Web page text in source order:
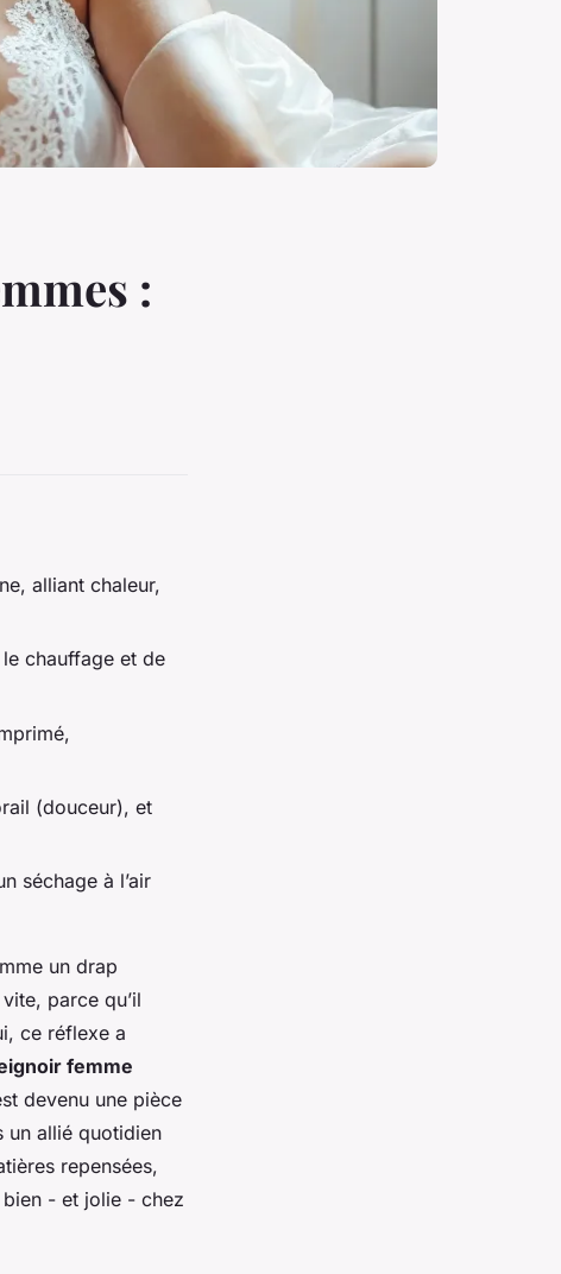
:
alliant chaleur,
chauffage et de
(douceur), et
séchage à l’air
un drap
parce qu’il
ce réflexe a
femme
devenu une pièce
un allié quotidien
repensées,
- et jolie - chez